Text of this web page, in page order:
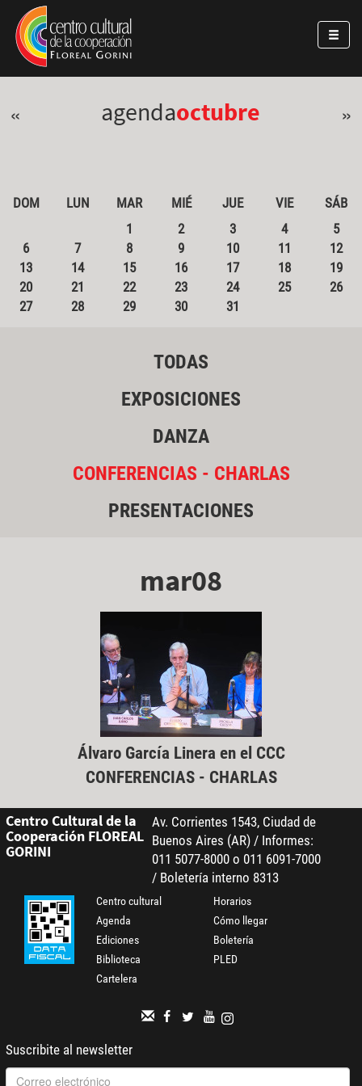
Pasar al contenido principal
Jump to main content
« agendaoctubre »
DOM LUN MAR MIÉ JUE VIE
SÁB
1
2 3 4
5
6
7 8 9 10 11
12
13
14 15 16 17 18
19
20
21 22 23 24 25
26
27
28 29 30 31
TODAS
EXPOSICIONES
DANZA
CONFERENCIAS - CHARLAS
PRESENTACIONES
mar08
Álvaro García Linera en el CCC
CONFERENCIAS - CHARLAS
Centro Cultural de la
Cooperación FLOREAL
GORINI
Av. Corrientes 1543, Ciudad de
Buenos Aires (AR) / Informes:
011 5077-8000 o 011 6091-7000
/ Boletería interno 8313
Centro cultural
Agenda
Ediciones
Biblioteca
Cartelera
Horarios
Cómo llegar
Boletería
PLED
Suscribite al newsletter